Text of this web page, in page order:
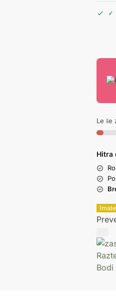
✓
Le še
Hitra
Bodi